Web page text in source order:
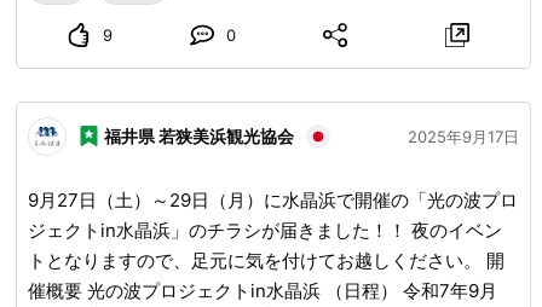
た。 素敵な出会いに感謝です。 万博ありがとう(#^.^#)
9 0
福井県 若狭美浜観光協会 2025年9月17日
9月27日（土）～29日（月）に水晶浜で開催の「光の波プロ
ジェクトin水晶浜」のチラシが届きました！！ 夜のイベン
トとなりますので、足元に気を付けてお越しください。 開
催概要 光の波プロジェクトin水晶浜 （日程） 令和7年9月